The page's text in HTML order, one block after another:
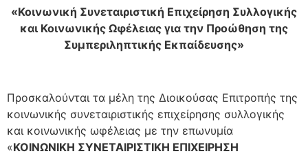
«Κοινωνική Συνεταιριστική Επιχείρηση Συλλογικής
και Κοινωνικής Ωφέλειας για την Προώθηση της
Συμπεριληπτικής Εκπαίδευσης»
Προσκαλούνται τα μέλη της Διοικούσας Επιτροπής της
κοινωνικής συνεταιριστικής επιχείρησης συλλογικής
και κοινωνικής ωφέλειας με την επωνυμία
«ΚΟΙΝΩΝΙΚΗ ΣΥΝΕΤΑΙΡΙΣΤΙΚΗ ΕΠΙΧΕΙΡΗΣΗ